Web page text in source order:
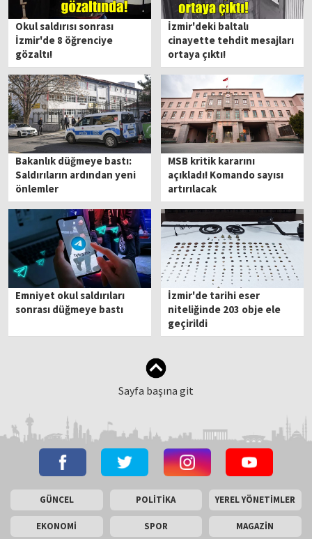
Okul saldırısı sonrası
İzmir'de 8 öğrenciye
gözaltı!
İzmir'deki baltalı
cinayette tehdit mesajları
ortaya çıktı!
Bakanlık düğmeye bastı:
Saldırıların ardından yeni
önlemler
MSB kritik kararını
açıkladı! Komando sayısı
artırılacak
Emniyet okul saldırıları
sonrası düğmeye bastı
İzmir'de tarihi eser
niteliğinde 203 obje ele
geçirildi
Sayfa başına git
GÜNCEL POLİTİKA YEREL YÖNETİMLER
EKONOMİ SPOR MAGAZİN